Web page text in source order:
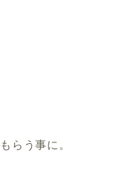
らう事に。